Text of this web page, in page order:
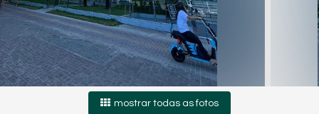
mostrar todas as fotos